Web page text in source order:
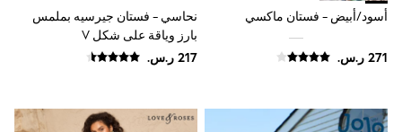
adidas
Nike
Shop All
Shoes
Shirts
Polo Shirts
أسود/أبيض - فستان ماكسي
نحاسي - فستان جيرسيه بملمس
بارز وياقة على شكل V